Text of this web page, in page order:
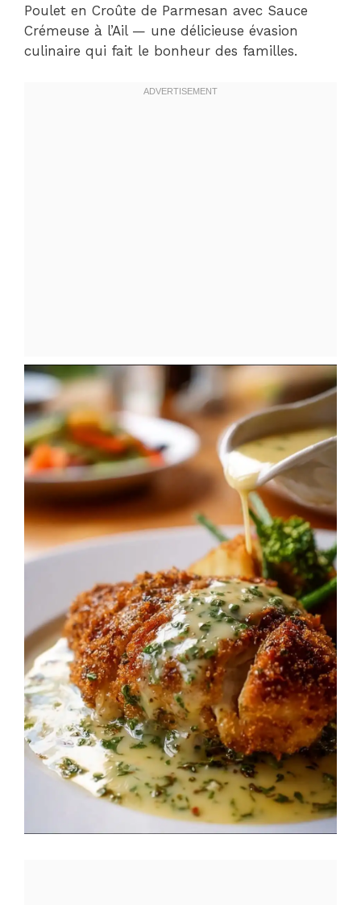
Poulet en Croûte de Parmesan avec Sauce
Crémeuse à l’Ail — une délicieuse évasion
culinaire qui fait le bonheur des familles.